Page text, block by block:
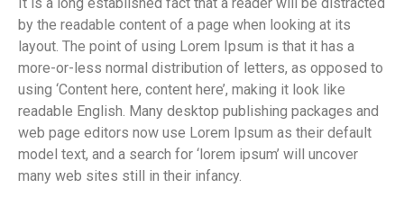
by the readable content of a page when looking at its
layout. The point of using Lorem Ipsum is that it has a
more-or-less normal distribution of letters, as opposed to
using ‘Content here, content here’, making it look like
readable English. Many desktop publishing packages and
web page editors now use Lorem Ipsum as their default
model text, and a search for ‘lorem ipsum’ will uncover
many web sites still in their infancy.